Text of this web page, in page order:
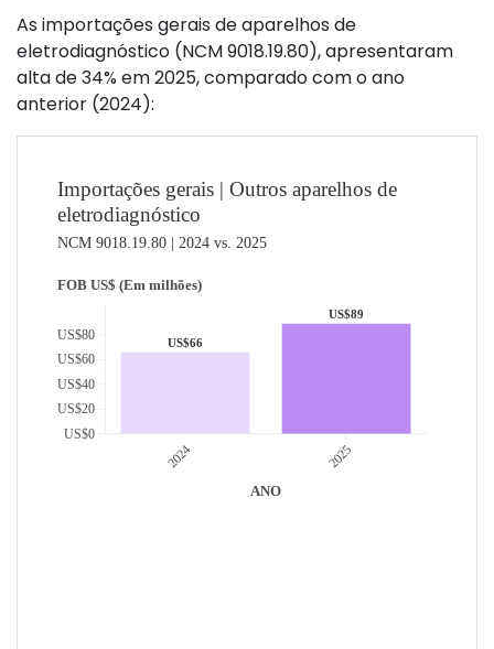
As importações gerais de aparelhos de
eletrodiagnóstico (NCM 9018.19.80), apresentaram
alta de 34% em 2025, comparado com o ano
anterior (2024):